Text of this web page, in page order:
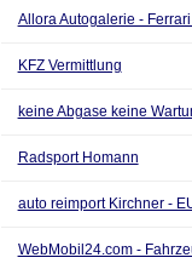
Allora Autogalerie -
KFZ Vermittlung
keine Abgase keine
Radsport Homann
auto reimport Kirchner -
WebMobil24.com -